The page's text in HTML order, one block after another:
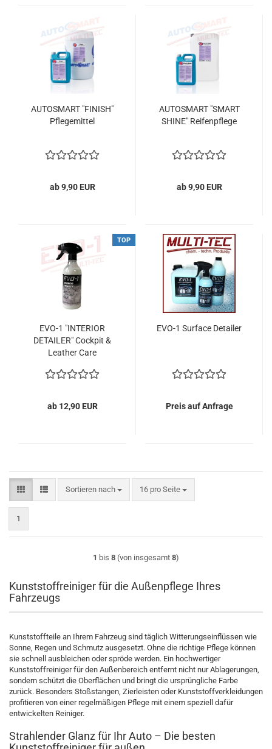
AUTOSMART "FINISH"
Pflegemittel
ab 9,90 EUR
AUTOSMART "SMART
SHINE" Reifenpflege
ab 9,90 EUR
TOP
EVO-1 "INTERIOR
DETAILER" Cockpit &
Leather Care
ab 12,90 EUR
EVO-1 Surface Detailer
Preis auf Anfrage
Sortieren nach
Sortieren nach 16 pro Seite
pro Seite
1
1 bis 8 (von insgesamt 8)
Kunststoffreiniger für die Außenpflege Ihres
Fahrzeugs
Kunststoffteile an Ihrem Fahrzeug sind täglich Witterungseinflüssen wie
Sonne, Regen und Schmutz ausgesetzt. Ohne die richtige Pflege können
sie schnell ausbleichen oder spröde werden. Ein hochwertiger
Kunststoffreiniger für den Außenbereich entfernt nicht nur Ablagerungen,
sondern schützt die Oberflächen und bringt die ursprüngliche Farbe
zurück. Besonders Stoßstangen, Zierleisten oder Kunststoffverkleidungen
profitieren von einer regelmäßigen Pflege mit einem speziell dafür
entwickelten Reiniger.
Strahlender Glanz für Ihr Auto – Die besten